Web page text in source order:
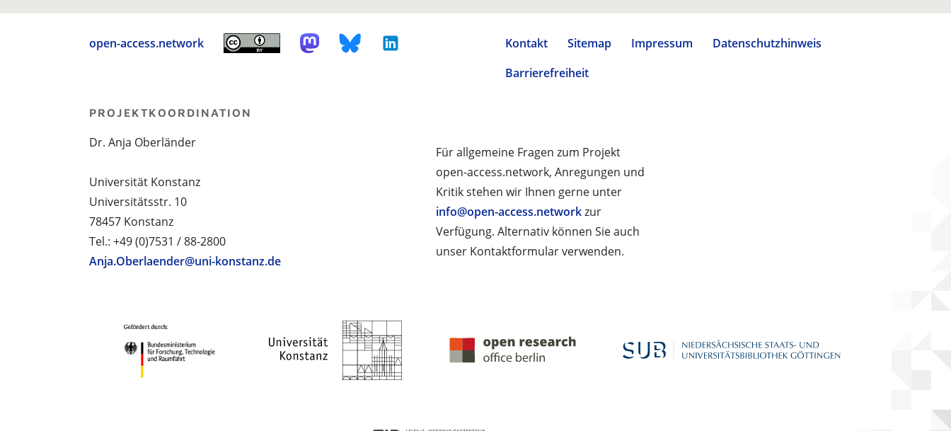
open-access.network Kontakt Sitemap Impressum
Datenschutzhinweis
Barrierefreiheit
Für allgemeine Fragen zum Projekt
open-access.network, Anregungen und
Kritik stehen wir Ihnen gerne unter
info@open-access.networkzur
Verfügung. Alternativ können Sie auch
unser Kontaktformular verwenden.
PROJEKTKOORDINATION
Dr. Anja Oberländer
Universität Konstanz
Universitätsstr. 10
78457 Konstanz
Tel.: +49 (0)7531 / 88-2800
Anja.Oberlaender@uni-konstanz.de